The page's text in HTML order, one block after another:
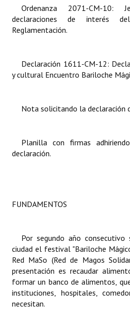
DOCUMENTOS
Proyectos Presentados
Actas de Sesión
Ejecución Presupuestaria
Resoluciones
Resoluciones de Presidencia
INSTITUCIONAL
Ordenanza 2071-CM-10:
declaraciones de interés
Reglamentación.
Declaración 1611-CM-12:
y cultural Encuentro Bariloche
Nota solicitando la declaración
Planilla con firmas
declaración.
FUNDAMENTOS
Por segundo año
ciudad el festival "Bariloche
Red MaSo (Red de Magos
presentación es recaudar
formar un banco de alimentos,
instituciones, hospitales,
necesitan.